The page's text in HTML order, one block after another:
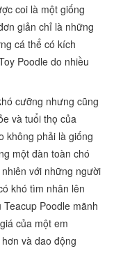
coi là một giống
giản chỉ là những
cá thể có kích
Poodle do nhiều
cưỡng nhưng cũng
và tuổi thọ của
không phải là giống
một đàn toàn chó
với những người
khó tìm nhân lên
Poodle mãnh
của một em
và dao động